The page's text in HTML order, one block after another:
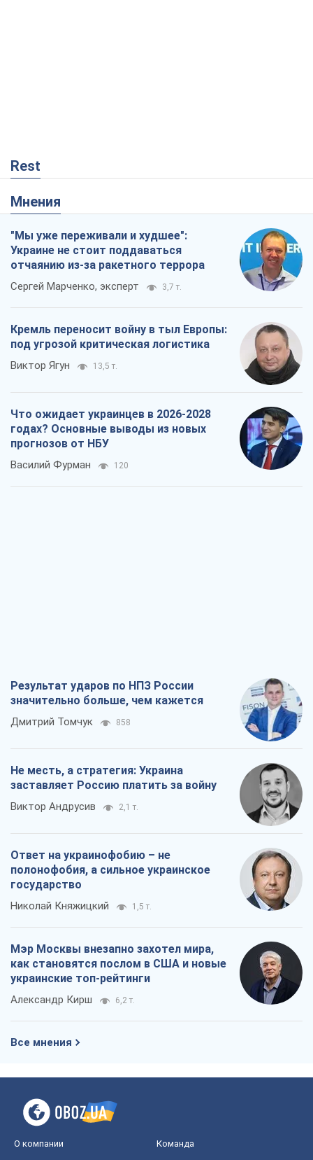
Rest
Мнения
"Мы уже переживали и худшее":
Украине не стоит поддаваться
отчаянию из-за ракетного террора
Сергей Марченко, эксперт 3,7 т.
Кремль переносит войну в тыл Европы:
под угрозой критическая логистика
Виктор Ягун 13,5 т.
Что ожидает украинцев в 2026-2028
годах? Основные выводы из новых
прогнозов от НБУ
Василий Фурман 120
Результат ударов по НПЗ России
значительно больше, чем кажется
Дмитрий Томчук 858
Не месть, а стратегия: Украина
заставляет Россию платить за войну
Виктор Андрусив 2,1 т.
Ответ на украинофобию – не
полонофобия, а сильное украинское
государство
Николай Княжицкий 1,5 т.
Мэр Москвы внезапно захотел мира,
как становятся послом в США и новые
украинские топ-рейтинги
Александр Кирш 6,2 т.
Все мнения
О компании Команда